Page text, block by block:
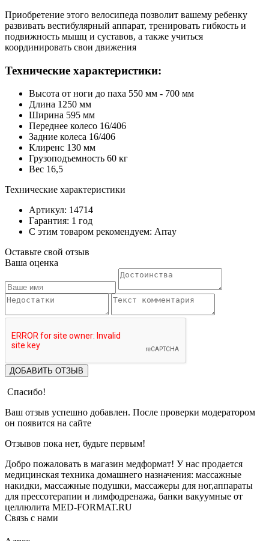
Приобретение этого велосипеда позволит вашему ребенку
развивать вестибулярный аппарат, тренировать гибкость и
подвижность мышц и суставов, а также учиться
координировать свои движения
Технические характеристики:
Высота от ноги до паха 550 мм - 700 мм
Длина 1250 мм
Ширина 595 мм
Переднее колесо 16/406
Задние колеса 16/406
Клиренс 130 мм
Грузоподъемность 60 кг
Вес 16,5
Технические характеристики
Артикул: 14714
Гарантия: 1 год
С этим товаром рекомендуем: Array
Оставьте свой отзыв
Ваша оценка
ДОБАВИТЬ ОТЗЫВ
Спасибо!
Ваш отзыв успешно добавлен. После проверки модератором
он появится на сайте
Отзывов пока нет, будьте первым!
Добро пожаловать в магазин медформат! У нас продается
медицинская техника домашнего назначения: массажные
накидки, массажные подушки, массажеры для ног,аппараты
для прессотерапии и лимфодренажа, банки вакуумные от
целлюлита MED-FORMAT.RU
Связь с нами